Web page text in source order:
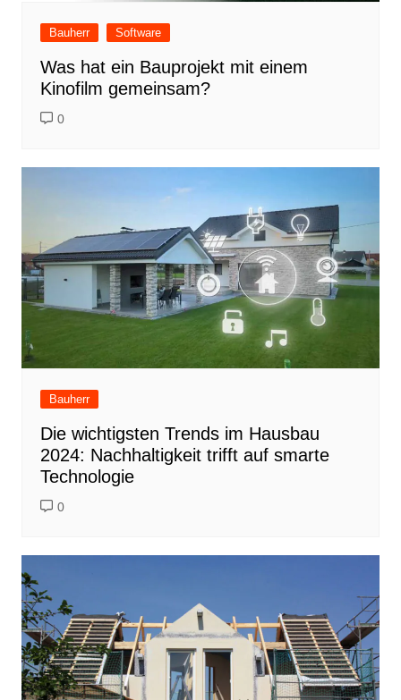
Bauherr Software
Was hat ein Bauprojekt mit einem
Kinofilm gemeinsam?
0
Bauherr
Die wichtigsten Trends im Hausbau
2024: Nachhaltigkeit trifft auf smarte
Technologie
0